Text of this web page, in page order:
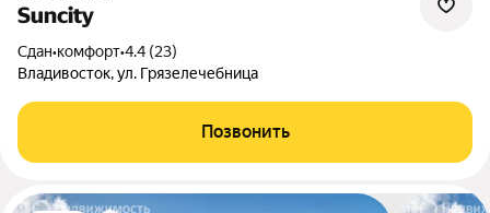
Suncity
Сдан•комфорт•4.4 (23)
Владивосток, ул. Грязелечебница
Позвонить